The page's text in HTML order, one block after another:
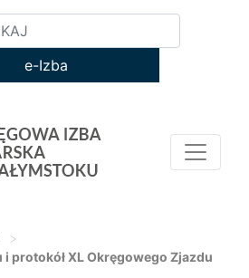
e-Izba
>
protokół XL Okręgowego Zjazdu